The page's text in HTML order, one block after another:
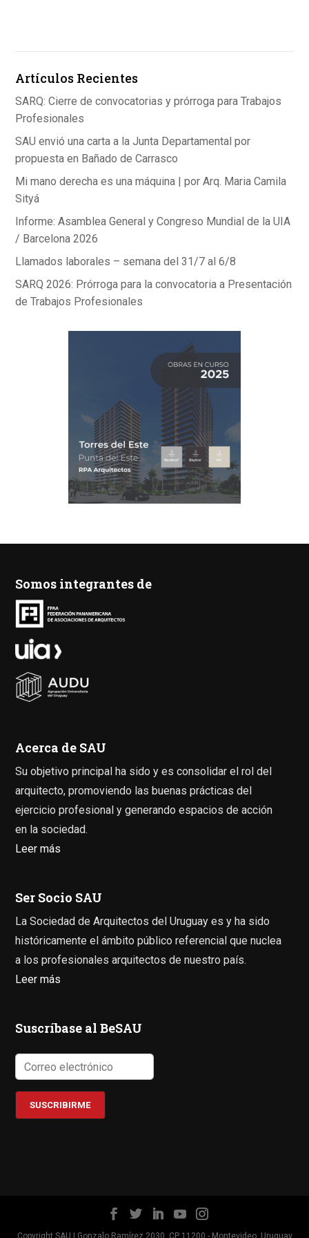
o
k
p
p
Artículos Recientes
SARQ: Cierre de convocatorias y prórroga para Trabajos
Profesionales
SAU envió una carta a la Junta Departamental por
propuesta en Bañado de Carrasco
Mi mano derecha es una máquina | por Arq. Maria Camila
Sityá
Informe: Asamblea General y Congreso Mundial de la UIA
/ Barcelona 2026
Llamados laborales – semana del 31/7 al 6/8
SARQ 2026: Prórroga para la convocatoria a Presentación
de Trabajos Profesionales
Somos integrantes de
Acerca de SAU
Su objetivo principal ha sido y es consolidar el rol del
arquitecto, promoviendo las buenas prácticas del
ejercicio profesional y generando espacios de acción
en la sociedad.
Leer más
Ser Socio SAU
La Sociedad de Arquitectos del Uruguay es y ha sido
históricamente el ámbito público referencial que nuclea
a los profesionales arquitectos de nuestro país.
Leer más
Suscríbase al BeSAU
Copyright SAU | Gonzalo Ramírez 2030, CP 11200 - Montevideo, Uruguay